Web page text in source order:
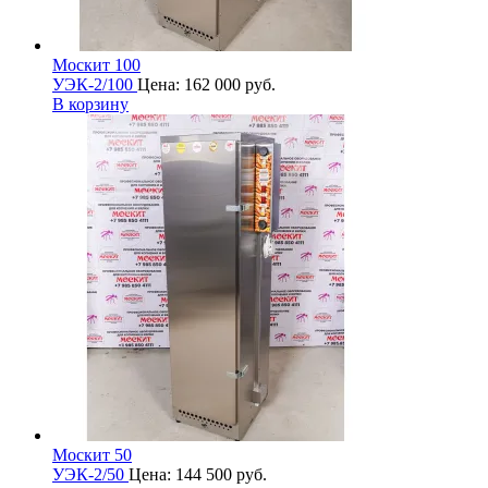
Москит 100
УЭК-2/100 Цена: 162 000 руб.
В корзину
Москит 50
УЭК-2/50 Цена: 144 500 руб.